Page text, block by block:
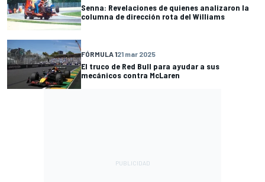
Senna: Revelaciones de quienes analizaron la
columna de dirección rota del Williams
FÓRMULA 121 mar 2025
El truco de Red Bull para ayudar a sus
mecánicos contra McLaren